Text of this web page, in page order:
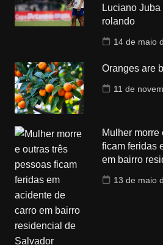
Luciano
rolando
14 de maio
Oranges are
11 de
Mulher morre
ficam feridas
em bairro
13 de maio